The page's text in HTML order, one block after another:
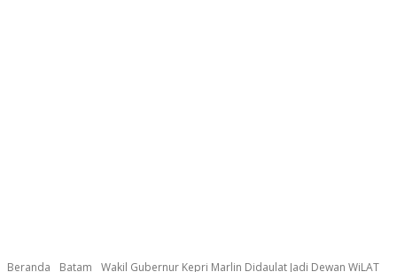
Beranda Batam
Wakil Gubernur Kepri Marlin Didaulat Jadi Dewan WiLAT